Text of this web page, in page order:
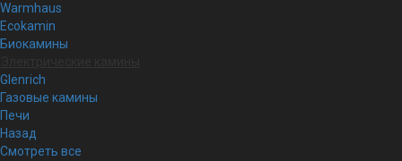
Warmhaus
Ecokamin
Биокамины
Glenrich
Газовые камины
Печи
Назад
Смотреть все